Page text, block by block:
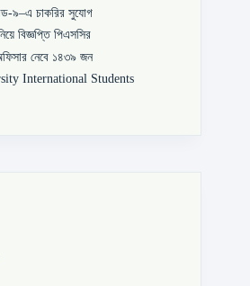
৯–এ চাকরির সুযোগ
বিজ্ঞপ্তি পিএসসির
নেবে ১৪৩৯ জন
International Students